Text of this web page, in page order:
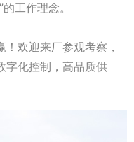
工作理念。
欢迎来厂参观考察，
字化控制，高品质供